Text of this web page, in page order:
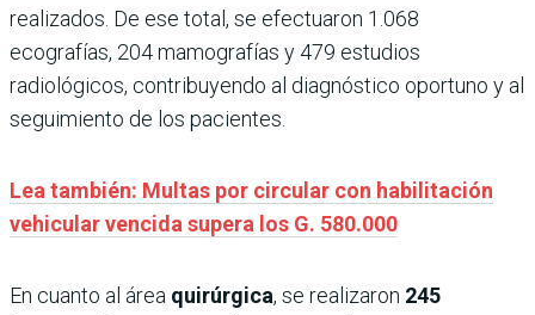
realizados. De ese total, se efectuaron 1.068
ecografías, 204 mamografías y 479 estudios
radiológicos, contribuyendo al diagnóstico oportuno y al
seguimiento de los pacientes.
Lea también: Multas por circular con habilitación
vehicular vencida supera los G. 580.000
En cuanto al área quirúrgica, se realizaron 245